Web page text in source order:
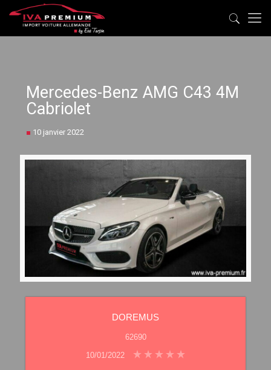
Mercedes-Benz AMG C43 4M
Cabriolet
■ 10 janvier 2022
DOREMUS
62690
10/01/2022